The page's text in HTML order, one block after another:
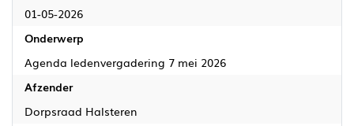
01-05-2026
Onderwerp
Agenda ledenvergadering 7 mei 2026
Afzender
Dorpsraad Halsteren